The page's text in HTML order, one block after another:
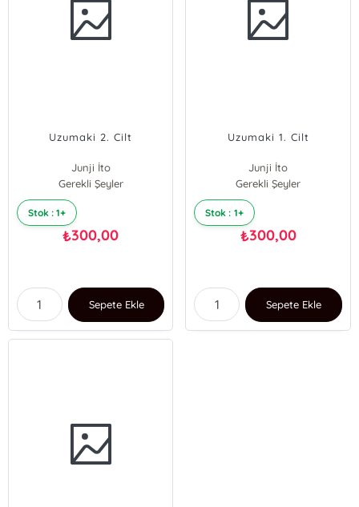
Uzumaki 2. Cilt
Junji İto
Gerekli Şeyler
Stok : 1+
₺300,00
Sepete Ekle
Uzumaki 1. Cilt
Junji İto
Gerekli Şeyler
Stok : 1+
₺300,00
Sepete Ekle